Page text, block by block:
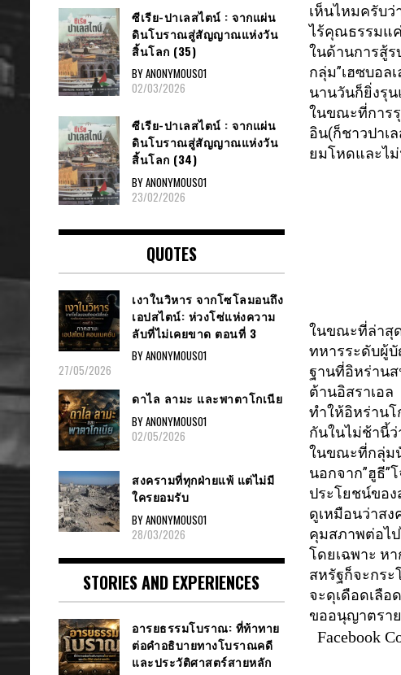
เห็นไหมครับ
ไร้คุณธรรมแ
ในด้านการสู้ร
กลุ่ม”เฮซบอล
นานวันก็ยิ่งรุน
ในขณะที่การ
อิน(ก็ชาวปาเ
ยมโหดและไ
ในขณะที่ล่าสุ
ทหารระดับผู้บั
ฐานที่อิหร่าน
ต้านอิสราเอล
ทำให้อิหร่าน
กันในไม่ช้านี้ว่
ในขณะที่กลุ่มนั
นอกจาก”ฮูธี”
ประโยชน์ของ
ดูเหมือนว่าส
คุมสภาพต่อไ
โดยเฉพาะ ห
สหรัฐก็จะกระ
จะดุเดือดเลือ
ขออนุญาตรา
Facebook
ซีเรีย​-ปาเลสไตน์​ : จากแผ่น
ดินโบราณสู่สัญญาณ​แห่งวัน
สิ้นโลก​ (35)
BY ANONYMOUS01
02/03/2026
ซีเรีย​-ปาเลสไตน์​ : จากแผ่น
ดินโบราณสู่สัญญาณ​แห่งวัน
สิ้นโลก​ (34)
BY ANONYMOUS01
23/02/2026
QUOTES
เงาในวิหาร จากโซโลมอนถึง
เอปสไตน์: ห่วงโซ่แห่งความ
ลับที่ไม่เคยขาด ตอนที่ 3
BY ANONYMOUS01
27/05/2026
ดาไล ลามะ และพาตาโกเนีย
BY ANONYMOUS01
02/05/2026
สงครามที่ทุกฝ่ายแพ้ แต่ไม่มี
ใครยอมรับ
BY ANONYMOUS01
28/03/2026
STORIES AND EXPERIENCES
อารยธรรมโบราณ: ที่ท้าทาย
ต่อคำอธิบายทางโบราณคดี
และประวัติศาสตร์สายหลัก